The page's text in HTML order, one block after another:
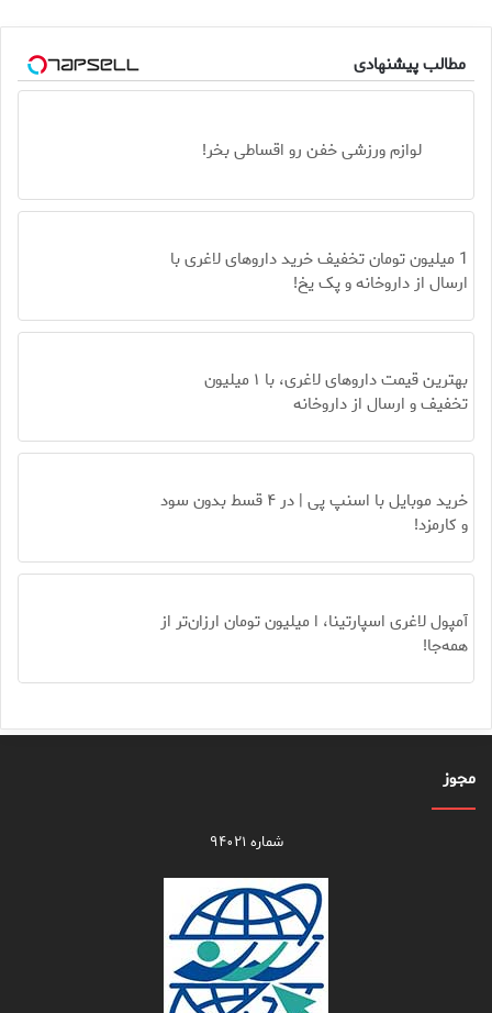
مطالب پیشنهادی
لوازم ورزشی خفن رو اقساطی بخر!
1 میلیون تومان تخفیف خرید داروهای لاغری با
ارسال از داروخانه و پک یخ!
بهترین قیمت داروهای لاغری، با ۱ میلیون
تخفیف و ارسال از داروخانه‌
خرید موبایل با اسنپ پی | در ۴ قسط بدون سود
و کارمزد!
آمپول لاغری اسپارتینا، ا میلیون تومان ارزان‌تر از
همه‌جا!
مجوز
شماره ۹۴۰۲۱